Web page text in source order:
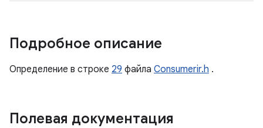
Подробное описание
Определение в строке 29 файла Consumerir.h .
Полевая документация